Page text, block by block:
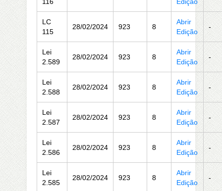
LC
115
28/02/2024 923 8
Abrir
Edição
-
Lei
2.589
28/02/2024 923 8
Abrir
Edição
-
Lei
2.588
28/02/2024 923 8
Abrir
Edição
-
Lei
2.587
28/02/2024 923 8
Abrir
Edição
-
Lei
2.586
28/02/2024 923 8
Abrir
Edição
-
Lei
2.585
28/02/2024 923 8
Abrir
Edição
-